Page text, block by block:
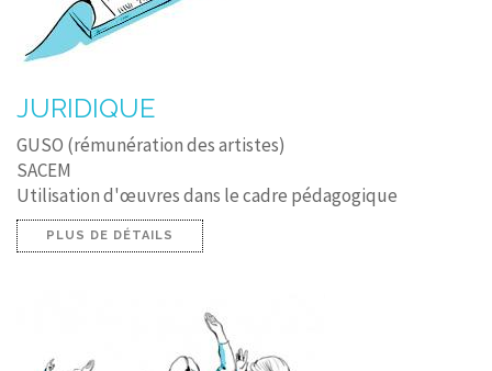
JURIDIQUE
GUSO (rémunération des artistes)
SACEM
Utilisation d'œuvres dans le cadre pédagogique
PLUS DE DÉTAILS